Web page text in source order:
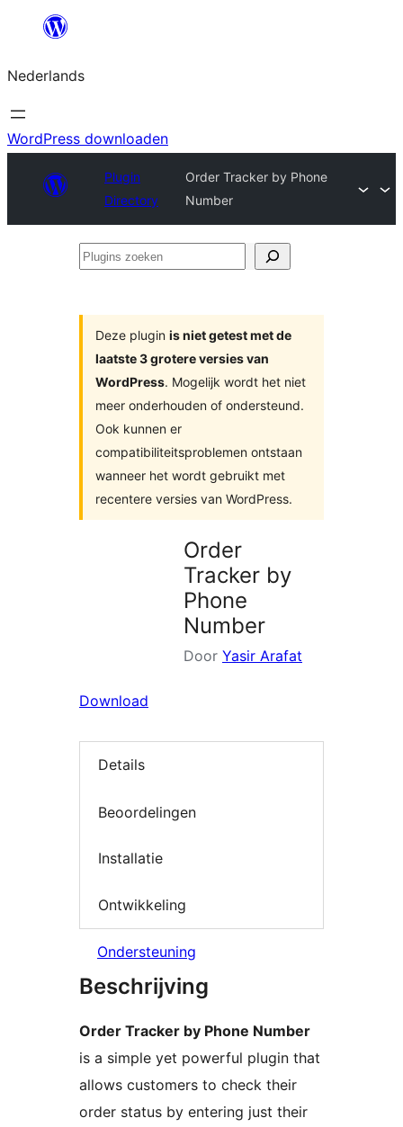
de
inhoud
Nederlands
WordPress downloaden
Plugin
Directory
Order Tracker by Phone
Number
Plugins
Deze plugin is niet getest met de
laatste 3 grotere versies van
WordPress. Mogelijk wordt het niet
meer onderhouden of ondersteund.
Ook kunnen er
compatibiliteitsproblemen ontstaan
wanneer het wordt gebruikt met
recentere versies van WordPress.
Order
Tracker by
Phone
Number
Door Yasir Arafat
Download
Details
Beoordelingen
Installatie
Ontwikkeling
Ondersteuning
Beschrijving
Order Tracker by Phone Number
is a simple yet powerful plugin that
allows customers to check their
order status by entering just their